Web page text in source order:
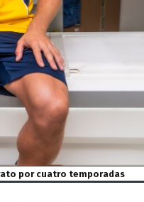
por cuatro temporadas